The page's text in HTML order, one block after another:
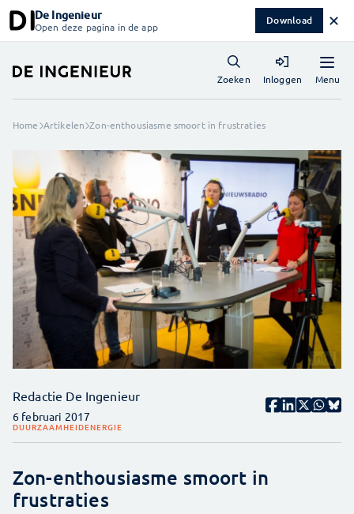
De Ingenieur
Open deze pagina in de app Download ✕
Menu
Zoeken Inloggen
Home Artikelen Zon-enthousiasme smoort in frustraties
Redactie De Ingenieur
6 februari 2017
DUURZAAMHEIDENERGIE
Zon-enthousiasme smoort in
frustraties